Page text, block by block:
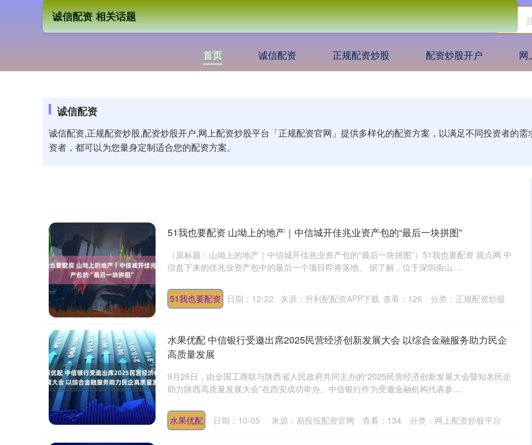
首页 诚信配资 正规配资炒股 配资炒股开户 网
诚信配资
诚信配资,正规配资炒股,配资炒股开户,网上配资炒股平台「正规配资官网」提供多样化的配资方案，以满足不同投资者的
资者，都可以为您量身定制适合您的配资方案。
诚信配资 相关话题
51我也要配资 山坳上的地产｜中信城开佳兆业资产包的“最后一块拼图”
（原标题：山坳上的地产｜中信城开佳兆业资产包的“最后一块拼图”）51我也要配资 观点网 中
信盘下来的佳兆业资产包中的最后一个项目即将落地。 据了解，位于深圳南山....
51我也要配资 日期：12-22 来源：升利配配资APP下载 查看： 126 分类： 正规配资炒股
水果优配 中信银行受邀出席2025民营经济创新发展大会 以综合金融服务助力民企
高质量发展
9月26日，由全国工商联与陕西省人民政府共同主办的“2025民营经济创新发展大会暨知名民企
助力陕西高质量发展大会”在西安成功举办。中信银行作为受邀金融机构代表参....
水果优配 日期：10-05 来源：易投投配资官网 查看： 134 分类： 网上配资炒股平台